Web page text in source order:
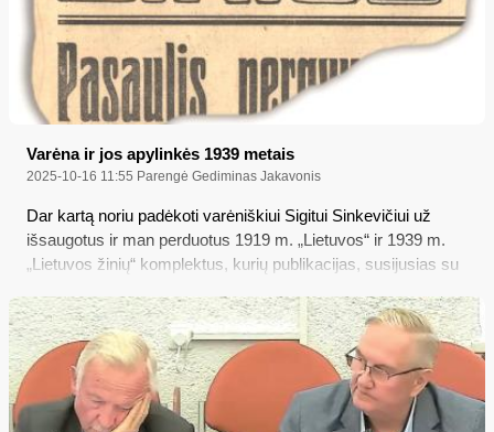
Varėna ir jos apylinkės 1939 metais
2025-10-16 11:55 Parengė Gediminas Jakavonis
Dar kartą noriu padėkoti varėniškiui Sigitui Sinkevičiui už
išsaugotus ir man perduotus 1919 m. „Lietuvos“ ir 1939 m.
„Lietuvos žinių“ komplektus, kurių publikacijas, susijusias su
nustebino vartant ir skaitant to meto Lietuvos laikraščius? Tai
visų pirma puiki, taisyklinga lietuvių kalba 1919 m. leidinyje.
Buvau įsitikinęs, kad mūsų kalbos atgimimas visaip susijęs
tik su visu tarpukario Lietuvos kultūriniu pakilimu, o pasirodo,
kad ir iki tol, nepaisant visų carinės Rusijos draudimų, mes